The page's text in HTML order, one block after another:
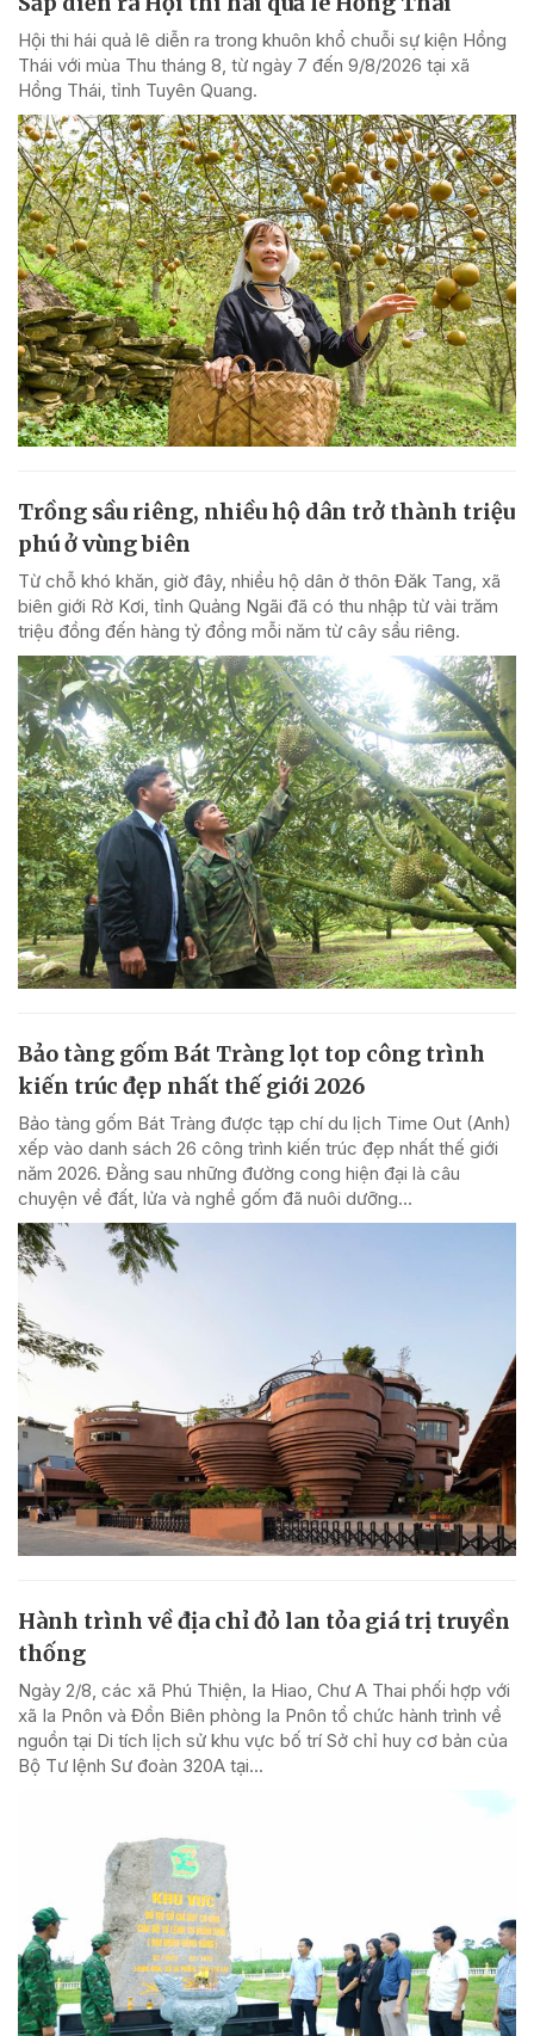
Hội thi hái quả lê diễn ra trong khuôn khổ chuỗi sự kiện Hồng
Thái với mùa Thu tháng 8, từ ngày 7 đến 9/8/2026 tại xã
Hồng Thái, tỉnh Tuyên Quang.
Trồng sầu riêng, nhiều hộ dân trở thành triệu
phú ở vùng biên
Từ chỗ khó khăn, giờ đây, nhiều hộ dân ở thôn Đăk Tang, xã
biên giới Rờ Kơi, tỉnh Quảng Ngãi đã có thu nhập từ vài trăm
triệu đồng đến hàng tỷ đồng mỗi năm từ cây sầu riêng.
Bảo tàng gốm Bát Tràng lọt top công trình
kiến trúc đẹp nhất thế giới 2026
Bảo tàng gốm Bát Tràng được tạp chí du lịch Time Out (Anh)
xếp vào danh sách 26 công trình kiến trúc đẹp nhất thế giới
năm 2026. Đằng sau những đường cong hiện đại là câu
chuyện về đất, lửa và nghề gốm đã nuôi dưỡng...
Hành trình về địa chỉ đỏ lan tỏa giá trị truyền
thống
Ngày 2/8, các xã Phú Thiện, Ia Hiao, Chư A Thai phối hợp với
xã Ia Pnôn và Đồn Biên phòng Ia Pnôn tổ chức hành trình về
nguồn tại Di tích lịch sử khu vực bố trí Sở chỉ huy cơ bản của
Bộ Tư lệnh Sư đoàn 320A tại...